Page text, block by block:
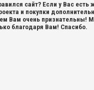
сайт? Если у Вас есть
и покупки
Вам очень признательны!
благодаря Вам! Спасибо.